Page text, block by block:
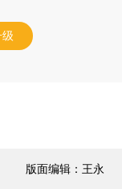
版面编辑：王永